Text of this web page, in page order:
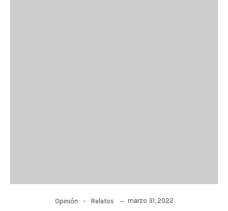
Opinión - Relatos marzo 31, 2022